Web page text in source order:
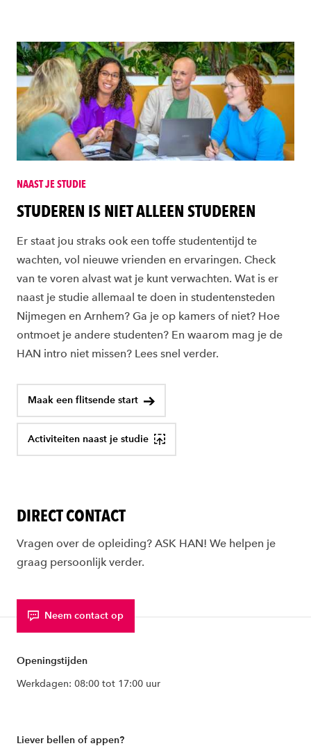
NAAST JE STUDIE
STUDEREN IS NIET ALLEEN STUDEREN
Er staat jou straks ook een toffe studententijd te
wachten, vol nieuwe vrienden en ervaringen. Check
van te voren alvast wat je kunt verwachten. Wat is er
naast je studie allemaal te doen in studentensteden
Nijmegen en Arnhem? Ga je op kamers of niet? Hoe
ontmoet je andere studenten? En waarom mag je de
HAN intro niet missen? Lees snel verder.
Maak een flitsende start
Activiteiten naast je studie
DIRECT CONTACT
Vragen over de opleiding? ASK HAN! We helpen je
graag persoonlijk verder.
Neem contact op
Openingstijden
Werkdagen: 08:00 tot 17:00 uur
Liever bellen of appen?